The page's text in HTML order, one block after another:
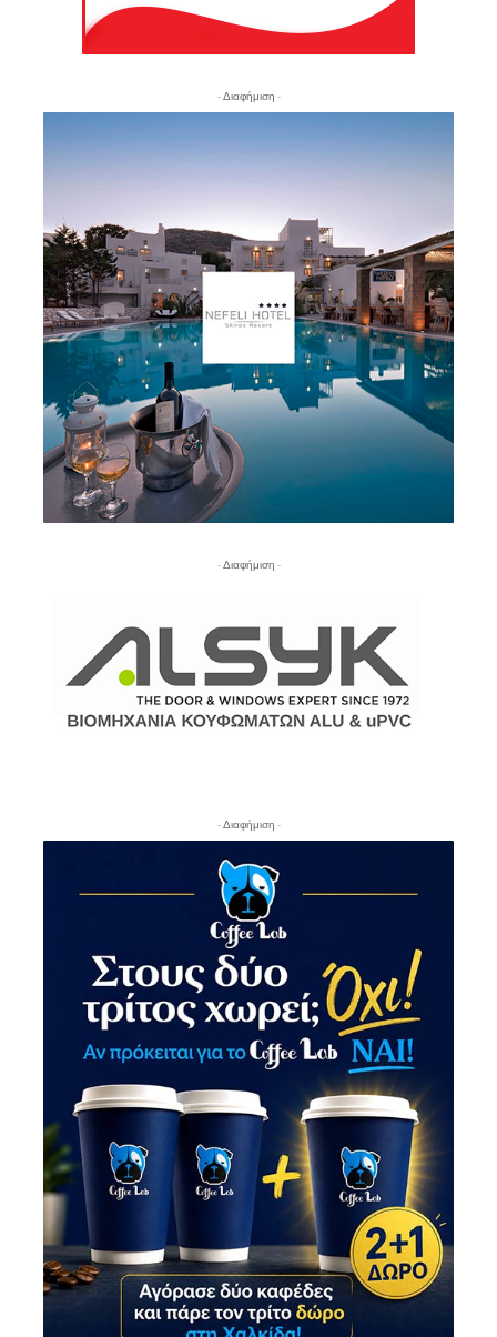
- Διαφήμιση -
- Διαφήμιση -
- Διαφήμιση -